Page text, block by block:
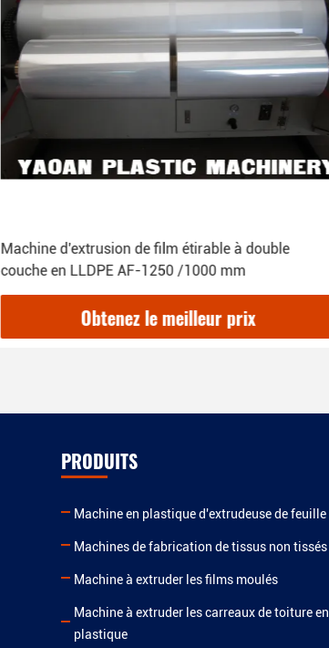
Machine d'extrusion de film étirable à double
couche en LLDPE AF-1250 /1000 mm
Obtenez le meilleur prix
PRODUITS
Machine en plastique d'extrudeuse de feuille
Machines de fabrication de tissus non tissés
Machine à extruder les films moulés
Machine à extruder les carreaux de toiture en
plastique